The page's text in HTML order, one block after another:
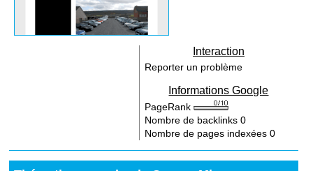
Interaction
Reporter un problème
Informations Google
PageRank
Nombre de backlinks0
Nombre de pages indexées0